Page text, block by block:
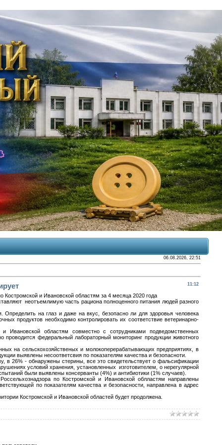
06.08.2026, 22:51
11:12
Костромской и Ивановской областям за 4 месяца 2020 года
неотъемлимую часть рациона полноценного питания людей разного
Определить на глаз и даже на вкус, безопасно ли для здоровья человека
продуктов необходимо контролировать их соответствие ветеринарно-
и Ивановской областям совместно с сотрудниками подведомственных
федеральный лабораторный мониторинг продукции животного
на сельскохозяйственых и молокоперерабатывающих предприятиях, в
выявлены несоответсвия по показателям качества и безопасноти.
в 26% - обнаружены стерины, все это свидетельствует о фальсификации
условий хранения, установленных изготовителем, о нерегулярной
были выявлены консерванты (4%) и антибиотики (1% случаев).
по Костромской и Ивановской облластям направлены
по показателям качества и безопасности, направлена в адрес
Костромской и Ивановской областей будет продолжена.